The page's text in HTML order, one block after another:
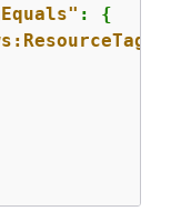
: {